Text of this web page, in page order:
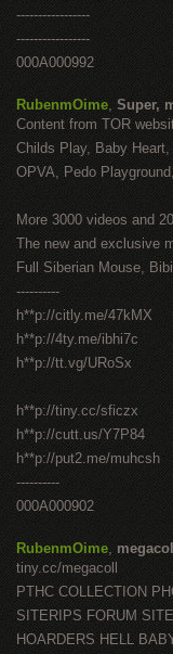
-----------------
-----------------
000A000992
RubenmOime, Super,
Content from TOR
Childs Play, Baby
OPVA, Pedo
More 3000 videos and
The new and exclusive
Full Siberian Mouse,
----------
h**p://citly.me/47kMX
h**p://4ty.me/ibhi7c
h**p://tt.vg/URoSx
h**p://tiny.cc/sficzx
h**p://cutt.us/Y7P84
h**p://put2.me/muhcsh
----------
000A000902
RubenmOime,
tiny.cc/megacoll
PTHC COLLECTION
SITERIPS FORUM
HOARDERS HELL